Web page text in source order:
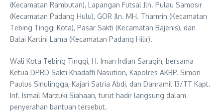
(Kecamatan Rambutan), Lapangan Futsal Jln. Pulau Samosir
(Kecamatan Padang Hulu), GOR Jln. MH. Thamrin (Kecamatan
Tebing Tinggi Kota), Pasar Sakti (Kecamatan Bajenis), dan
Balai Kartini Lama (Kecamatan Padang Hilir).
Wali Kota Tebing Tinggi, H. Iman Irdian Saragih, bersama
Ketua DPRD Sakti Khadaffi Nasution, Kapolres AKBP. Simon
Paulus Sinulingga, Kajari Satria Abdi, dan Danramil 13/TT Kapt.
Inf. Ismail Marzuki Siahaan, turut hadir langsung dalam
penyerahan bantuan tersebut.